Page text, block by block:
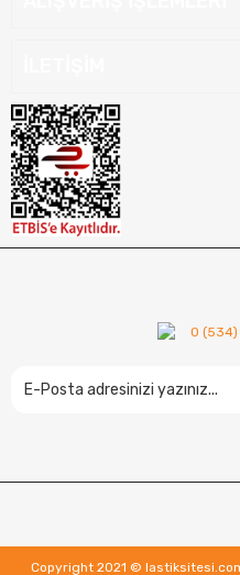
0 (534)
Copyright 2021 ©